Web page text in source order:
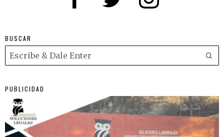
BUSCAR
PUBLICIDAD